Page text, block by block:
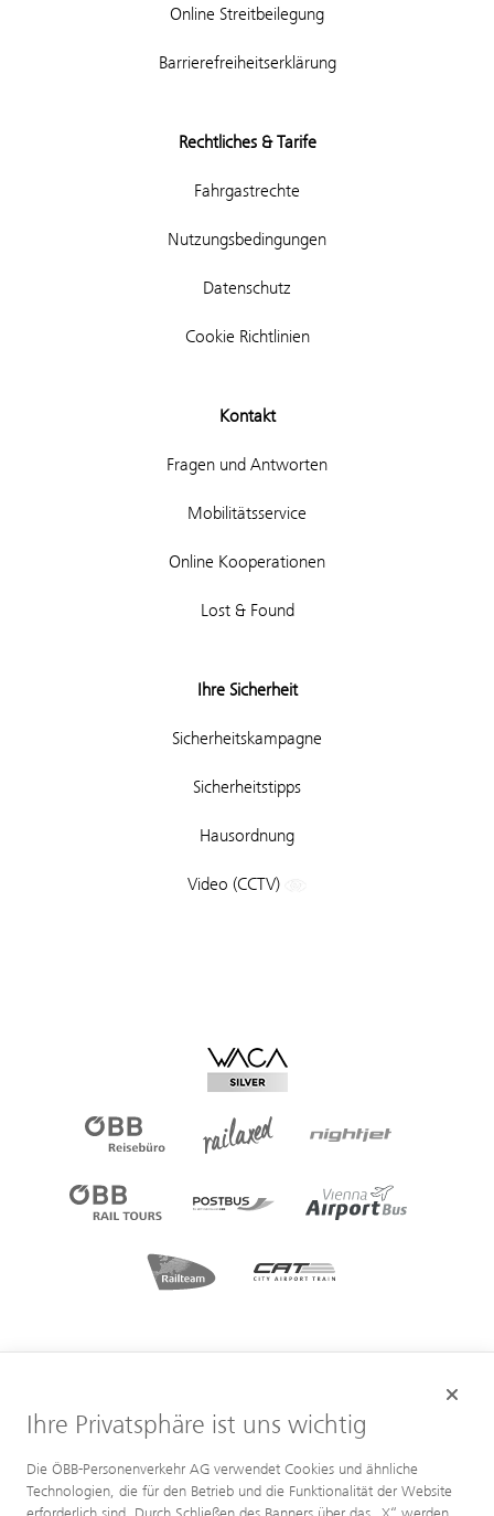
Ihre Privatsphäre ist uns wichtig
Die ÖBB-Personenverkehr AG verwendet Cookies und ähnliche
Technologien, die für den Betrieb und die Funktionalität der Website
Online Streitbeilegung
Barrierefreiheitserklärung
Rechtliches & Tarife
Fahrgastrechte
Nutzungsbedingungen
Datenschutz
Cookie Richtlinien
Kontakt
Fragen und Antworten
Mobilitätsservice
Online Kooperationen
Lost & Found
Ihre Sicherheit
Sicherheitskampagne
Sicherheitstipps
Hausordnung
Video (CCTV)